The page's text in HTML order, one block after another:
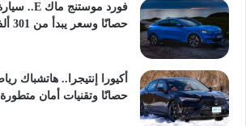
حصانًا وسعر يبدأ من 301 ألف ريال بالسعودية
حصانًا وتقنيات أمان متطورة